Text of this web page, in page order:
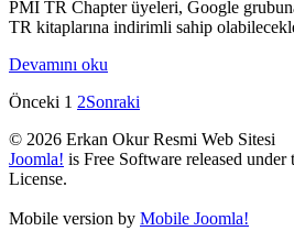
PMI TR Chapter üyeleri, Google
TR kitaplarına indirimli sahip
Devamını oku
Önceki 1 2Sonraki
© 2026 Erkan Okur Resmi Web Sitesi
Joomla! is Free Software released
License.
Mobile version by Mobile Joomla!